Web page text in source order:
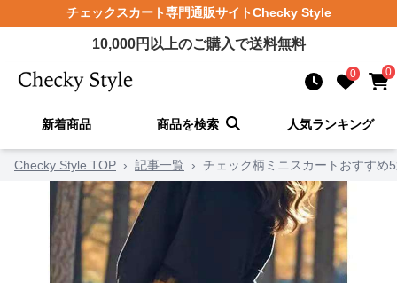
チェックスカート専門通販サイトChecky Style
10,000円以上のご購入で送料無料
0 0
新着商品 商品を検索 人気ランキング
Checky Style TOP › 記事一覧 › チェック柄ミニスカートおすすめ